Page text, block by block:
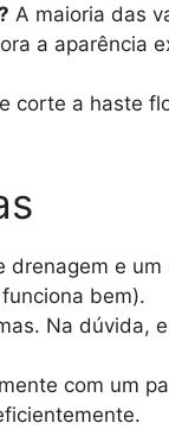
A maioria das
a aparência
corte a haste
drenagem e
bem).
Na dúvida,
com um